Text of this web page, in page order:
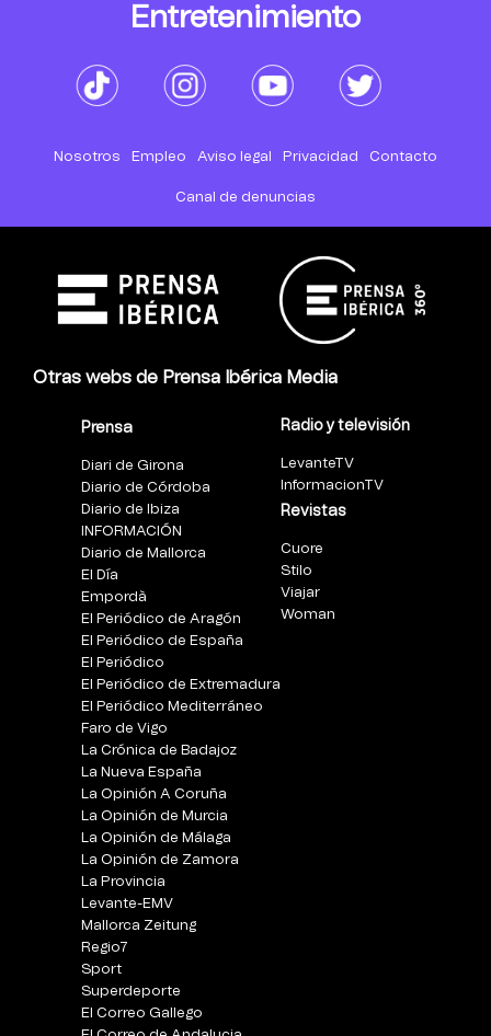
Entretenimiento
Nosotros Empleo Aviso legal Privacidad Contacto
Canal de denuncias
Otras webs de Prensa Ibérica Media
Prensa
Diari de Girona
Diario de Córdoba
Diario de Ibiza
INFORMACIÓN
Diario de Mallorca
El Día
Empordà
El Periódico de Aragón
El Periódico de España
El Periódico
El Periódico de Extremadura
El Periódico Mediterráneo
Faro de Vigo
La Crónica de Badajoz
La Nueva España
La Opinión A Coruña
La Opinión de Murcia
La Opinión de Málaga
La Opinión de Zamora
La Provincia
Levante-EMV
Mallorca Zeitung
Regio7
Sport
Superdeporte
El Correo Gallego
Radio y televisión
LevanteTV
InformacionTV
Revistas
Cuore
Stilo
Viajar
Woman